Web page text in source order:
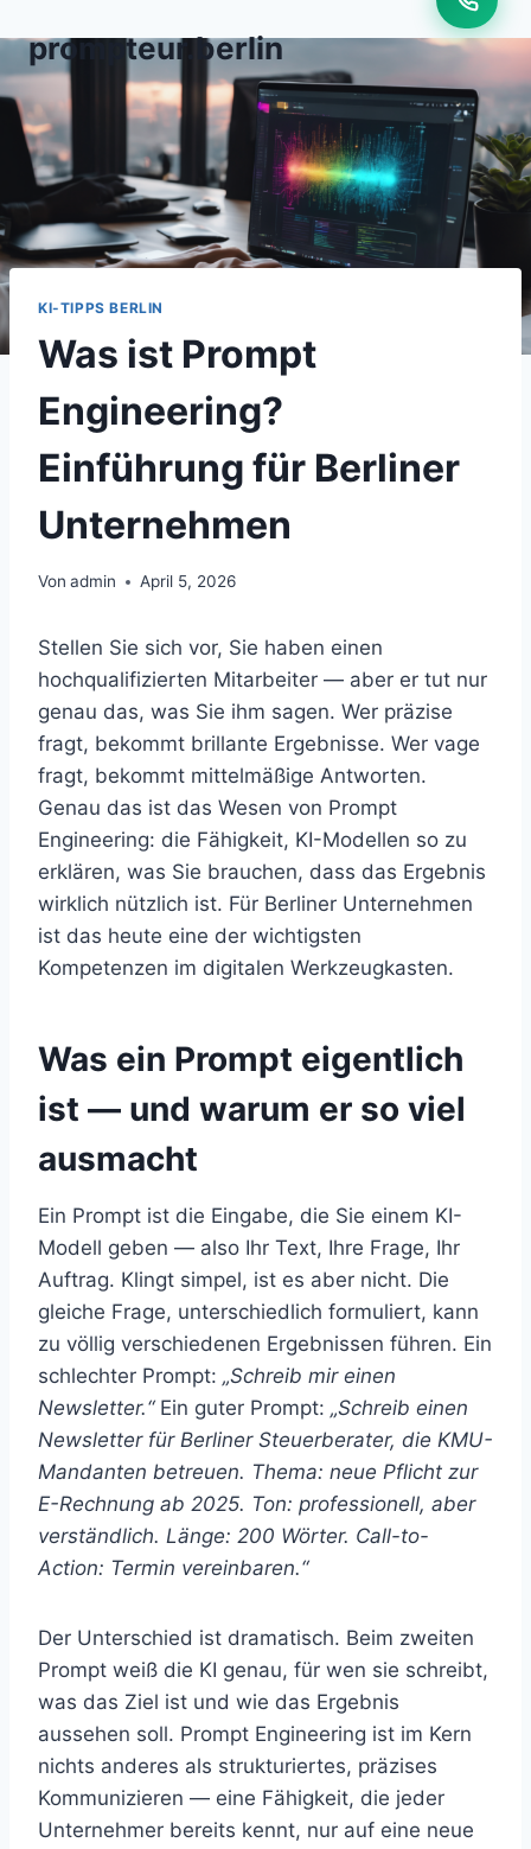
Inhalt
springen
prompteur.berlin
KI-TIPPS BERLIN
Was ist Prompt
Engineering?
Einführung für Berliner
Unternehmen
Von admin April 5, 2026
Stellen Sie sich vor, Sie haben einen
hochqualifizierten Mitarbeiter — aber er tut nur
genau das, was Sie ihm sagen. Wer präzise
fragt, bekommt brillante Ergebnisse. Wer vage
fragt, bekommt mittelmäßige Antworten.
Genau das ist das Wesen von Prompt
Engineering: die Fähigkeit, KI-Modellen so zu
erklären, was Sie brauchen, dass das Ergebnis
wirklich nützlich ist. Für Berliner Unternehmen
ist das heute eine der wichtigsten
Kompetenzen im digitalen Werkzeugkasten.
Was ein Prompt eigentlich
ist — und warum er so viel
ausmacht
Ein Prompt ist die Eingabe, die Sie einem KI-
Modell geben — also Ihr Text, Ihre Frage, Ihr
Auftrag. Klingt simpel, ist es aber nicht. Die
gleiche Frage, unterschiedlich formuliert, kann
zu völlig verschiedenen Ergebnissen führen. Ein
schlechter Prompt: „Schreib mir einen
Newsletter.“Ein guter Prompt: „Schreib einen
Newsletter für Berliner Steuerberater, die KMU-
Mandanten betreuen. Thema: neue Pflicht zur
E-Rechnung ab 2025. Ton: professionell, aber
verständlich. Länge: 200 Wörter. Call-to-
Action: Termin vereinbaren.“
Der Unterschied ist dramatisch. Beim zweiten
Prompt weiß die KI genau, für wen sie schreibt,
was das Ziel ist und wie das Ergebnis
aussehen soll. Prompt Engineering ist im Kern
nichts anderes als strukturiertes, präzises
Kommunizieren — eine Fähigkeit, die jeder
Unternehmer bereits kennt, nur auf eine neue